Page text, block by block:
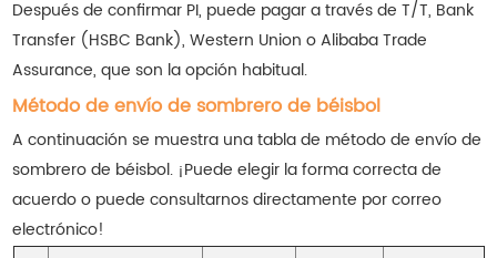
Después de confirmar PI, puede pagar a través de T/T, Bank
Transfer (HSBC Bank), Western Union o Alibaba Trade
Assurance, que son la opción habitual.
Método de envío de sombrero de béisbol
A continuación se muestra una tabla de método de envío de
sombrero de béisbol. ¡Puede elegir la forma correcta de
acuerdo o puede consultarnos directamente por correo
electrónico!